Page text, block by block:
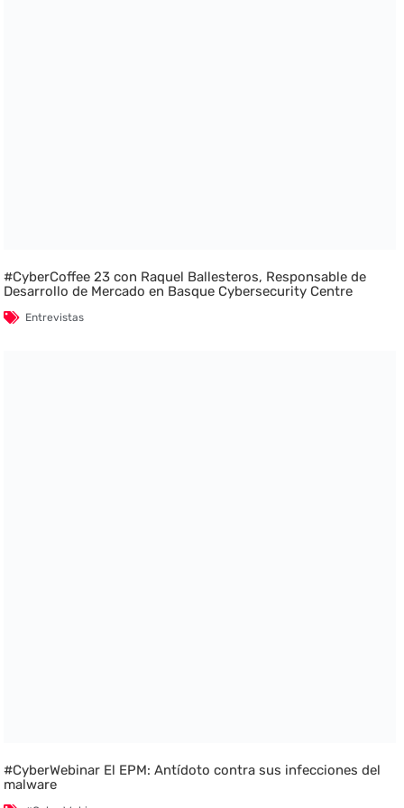
#CyberCoffee 23 con Raquel Ballesteros, Responsable de
Desarrollo de Mercado en Basque Cybersecurity Centre
Entrevistas
#CyberWebinar El EPM: Antídoto contra sus infecciones del
malware